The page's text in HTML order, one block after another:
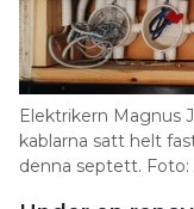
Elektrikern Magnus
kablarna satt helt
denna septett. Foto: